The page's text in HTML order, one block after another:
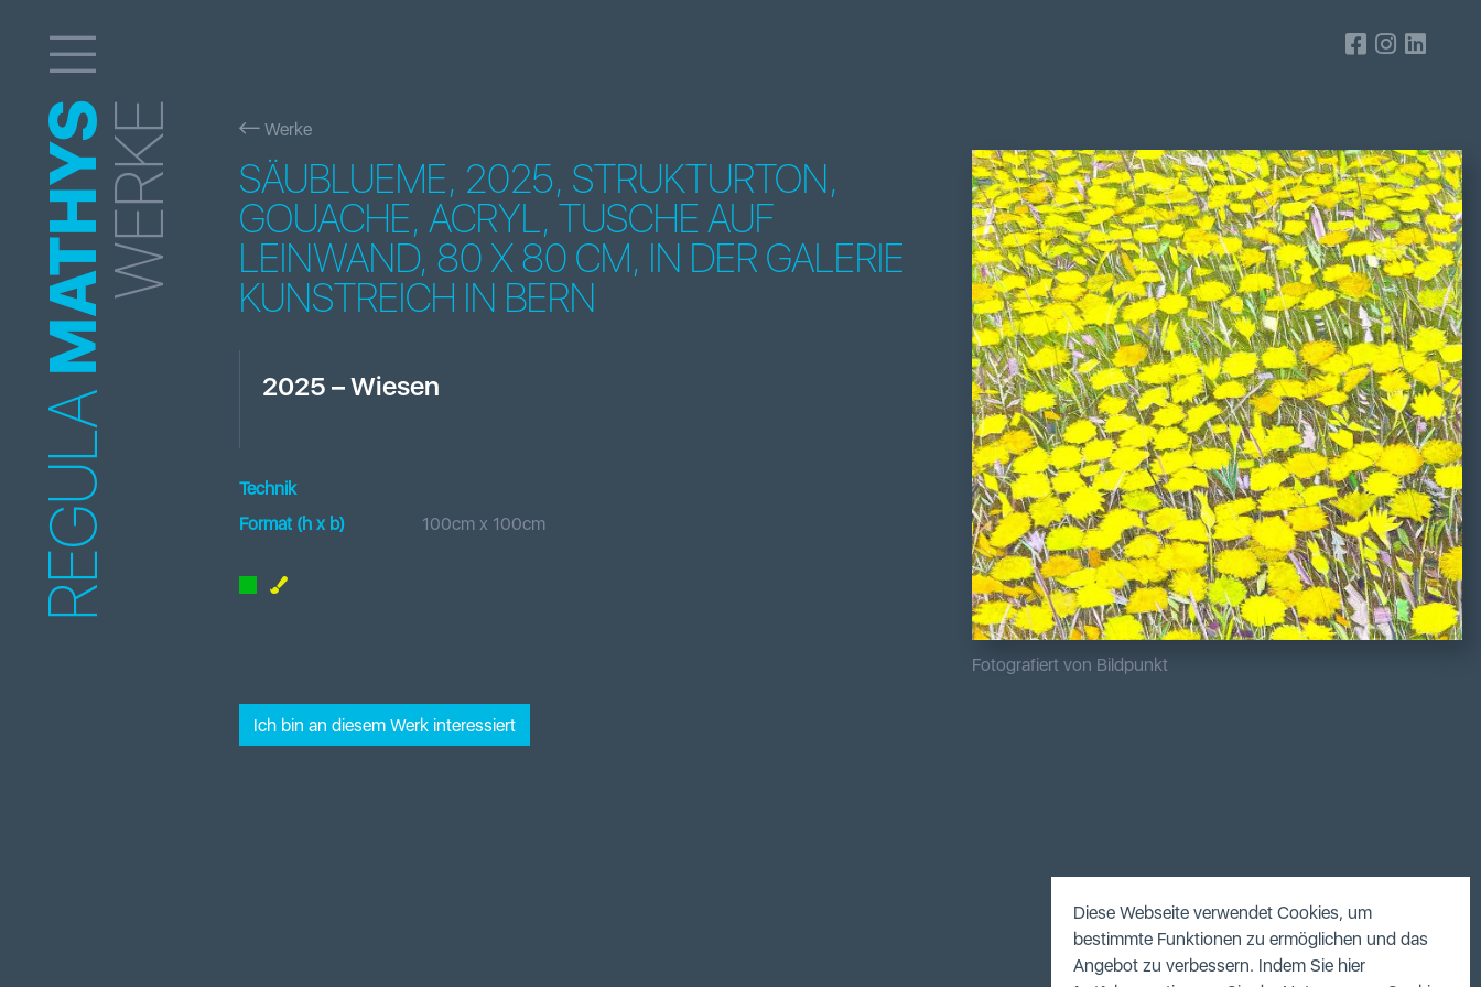
REGULA
MATHYSWERKE Werke
SÄUBLUEME, 2025, STRUKTURTON,
GOUACHE, ACRYL, TUSCHE AUF
LEINWAND, 80 X 80 CM, IN DER GALERIE
KUNSTREICH IN BERN
2025 –Wiesen
Technik
Format (h x b) 100cm x 100cm
Ich bin an diesem Werk interessiert
Fotografiert von Bildpunkt
Diese Webseite verwendet Cookies, um
bestimmte Funktionen zu ermöglichen und das
Angebot zu verbessern. Indem Sie hier